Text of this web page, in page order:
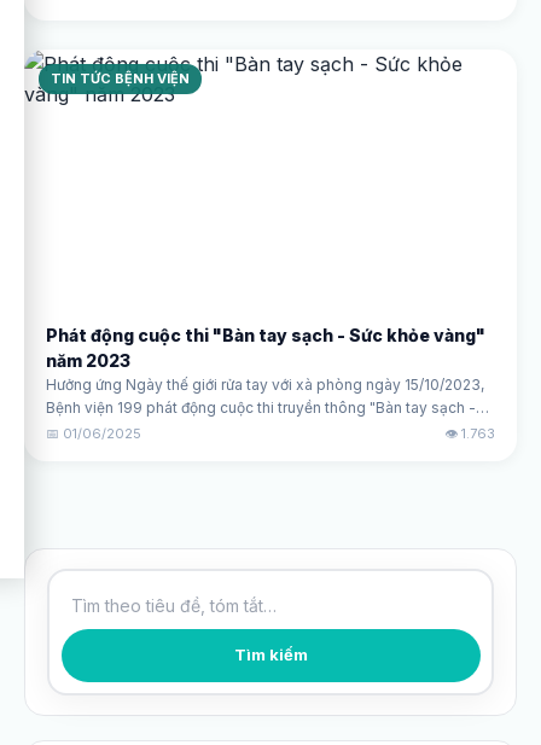
TIN TỨC BỆNH VIỆN
Phát động cuộc thi "Bàn tay sạch - Sức khỏe vàng"
năm 2023
Hưởng ứng Ngày thế giới rửa tay với xà phòng ngày 15/10/2023,
Bệnh viện 199 phát động cuộc thi truyền thông "Bàn tay sạch -
Sức khỏe vàng" năm 2023.
📅 01/06/2025 👁️ 1.763
Tìm kiếm bài viết Tìm kiếm